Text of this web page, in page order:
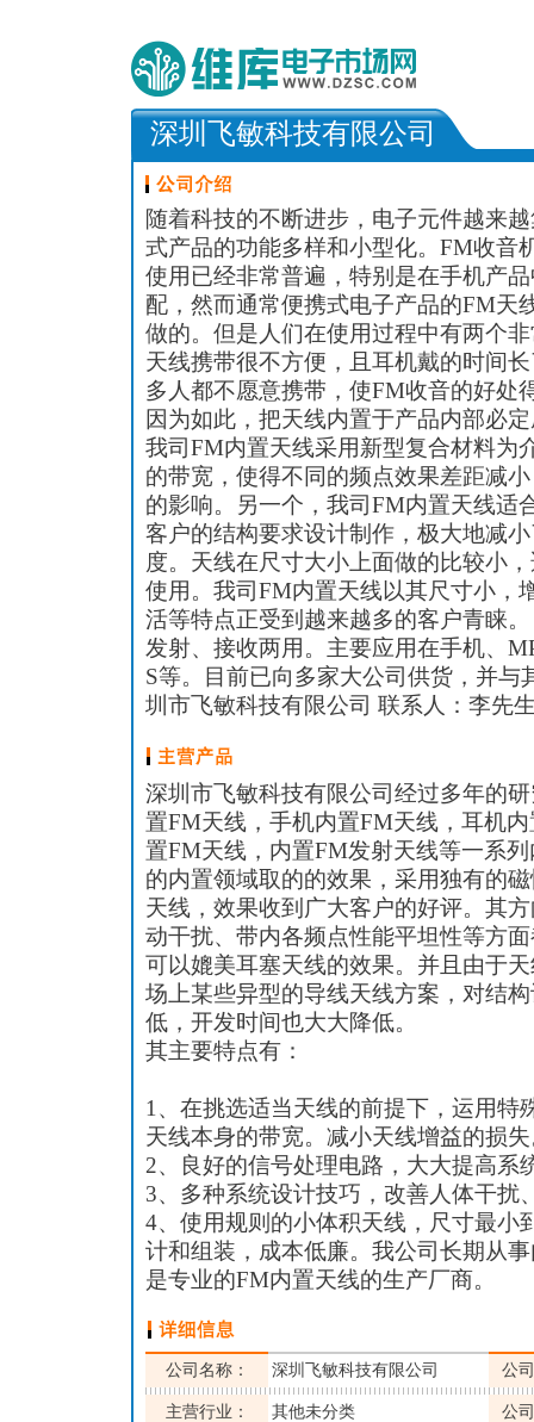
深圳飞敏科技有限公司
随着科技的不断进步，电子元件越来
式产品的功能多样和小型化。FM收音
使用已经非常普遍，特别是在手机产
配，然而通常便携式电子产品的FM天
做的。但是人们在使用过程中有两个
天线携带很不方便，且耳机戴的时间
多人都不愿意携带，使FM收音的好处
因为如此，把天线内置于产品内部必
我司FM内置天线采用新型复合材料为
的带宽，使得不同的频点效果差距减
的影响。另一个，我司FM内置天线适
客户的结构要求设计制作，极大地减
度。天线在尺寸大小上面做的比较小
使用。我司FM内置天线以其尺寸小，
活等特点正受到越来越多的客户青睐
发射、接收两用。主要应用在手机、
S等。目前已向多家大公司供货，并与
圳市飞敏科技有限公司 联系人：李先
深圳市飞敏科技有限公司经过多年的
置FM天线，手机内置FM天线，耳机
置FM天线，内置FM发射天线等一系
的内置领域取的的效果，采用独有的
天线，效果收到广大客户的好评。其
动干扰、带内各频点性能平坦性等方
可以媲美耳塞天线的效果。并且由于
场上某些异型的导线天线方案，对结
低，开发时间也大大降低。
其主要特点有：
1、在挑选适当天线的前提下，运用特
天线本身的带宽。减小天线增益的损
2、良好的信号处理电路，大大提高系
3、多种系统设计技巧，改善人体干扰
4、使用规则的小体积天线，尺寸最小
计和组装，成本低廉。我公司长期从
是专业的FM内置天线的生产厂商。
公司名称： 深圳飞敏科技有限公司 公
主营行业： 其他未分类 公